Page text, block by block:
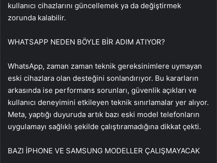
kullanıcı cihazlarını güncellemek ya da değiştirmek
zorunda kalabilir.
WHATSAPP NEDEN BÖYLE BİR ADIM ATIYOR?
WhatsApp, zaman zaman teknik gereksinimlere uymayan
eski cihazlara olan desteğini sonlandırıyor. Bu kararların
arkasında ise performans sorunları, güvenlik açıkları ve
kullanıcı deneyimini etkileyen teknik sınırlamalar yer alıyor.
Meta, yaptığı duyuruda artık bazı eski model telefonların
uygulamayı sağlıklı şekilde çalıştıramadığına dikkat çekti.
BAZI İPHONE VE SAMSUNG MODELLER ÇALIŞMAYACAK